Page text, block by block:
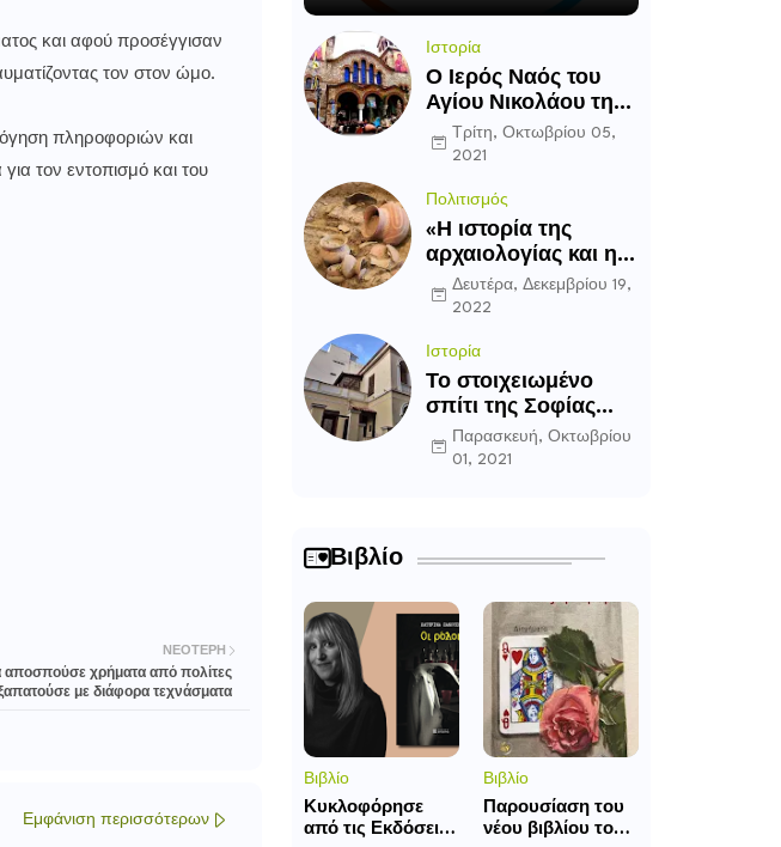
και αφού προσέγγισαν
τον στον ώμο.
πληροφοριών και
τον εντοπισμό και του
ΝΕΌΤΕΡΗ
αποσπούσε χρήματα από πολίτες
με διάφορα τεχνάσματα
Εμφάνιση περισσότερων
Ιστορία
Ο Ιερός Ναός του
Αγίου Νικολάου της
Καλλιθέας
Τρίτη, Οκτωβρίου 05,
2021
Πολιτισμός
«Η ιστορία της
αρχαιολογίας και η
εξέλιξη της ως
επιστήμη»
Δευτέρα, Δεκεμβρίου 19,
2022
Ιστορία
Το στοιχειωμένο
σπίτι της Σοφίας
Λασκαρίδου στην
Καλλιθέα
Παρασκευή, Οκτωβρίου
01, 2021
Βιβλίο
Βιβλίο
Κυκλοφόρησε
από τις Εκδόσεις
Βιβλίο
Παρουσίαση του
νέου βιβλίου του